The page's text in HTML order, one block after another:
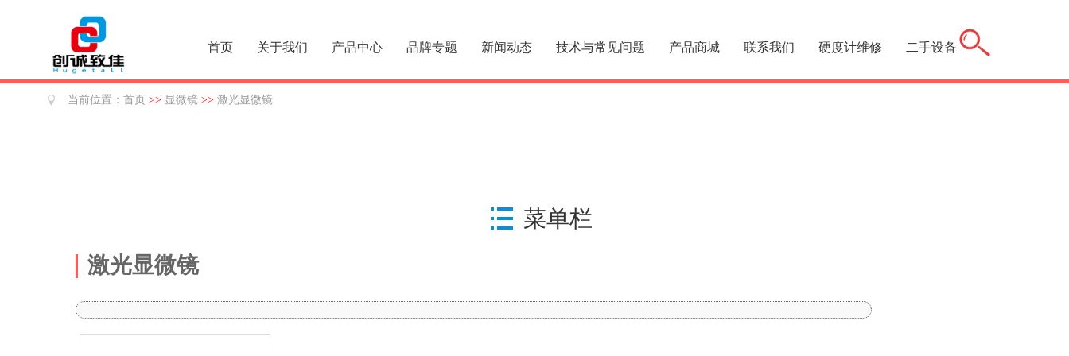
首页 关于我们 产品中心 品牌专题 新闻动态 技术与常见问题 产品商城 联系我们 硬度计维修 二手设备
当前位置： 首页 >> 显微镜 >> 激光显微镜
菜单栏
激光显微镜